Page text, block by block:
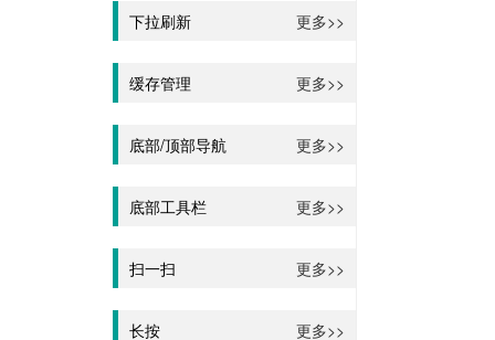
下拉刷新 更多>>
缓存管理 更多>>
底部/顶部导航 更多>>
底部工具栏 更多>>
扫一扫 更多>>
长按 更多>>